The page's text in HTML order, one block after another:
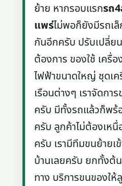
ย้าย หากรอบแรกรถ
แพร่ไม่พอก็ยังมีรถเล็
กันอีกครับ ปรับเปลี่ย
ต้องการ ของใช้ เครื่อ
ไฟฟ้าขนาดใหญ่ ชุดเ
เรือนต่างๆ เราจัดกา
ครับ มีทั้งรถแล้วก็พร้
ครับ ลูกค้าไม่ต้องเหนื่
ครับ เรามีทีมขนย้ายเ
บ้านเลยครับ ยกทั้งต้
ทาง บริการขนของให้